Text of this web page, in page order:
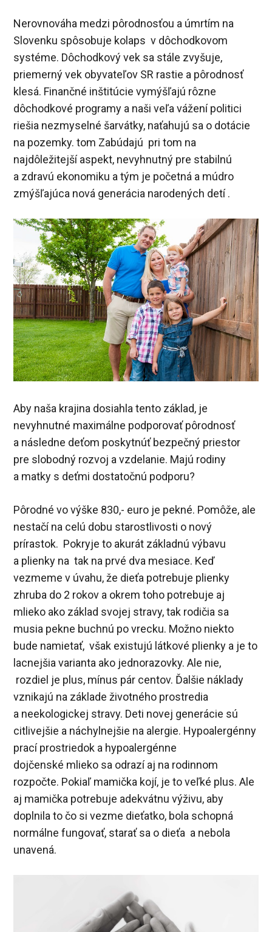
Nerovnováha medzi pôrodnosťou a úmrtím na
Slovenku spôsobuje kolaps v dôchodkovom
systéme. Dôchodkový vek sa stále zvyšuje,
priemerný vek obyvateľov SR rastie a pôrodnosť
klesá. Finančné inštitúcie vymýšľajú rôzne
dôchodkové programy a naši veľa vážení politici
riešia nezmyselné šarvátky, naťahujú sa o dotácie
na pozemky. tom Zabúdajú pri tom na
najdôležitejší aspekt, nevyhnutný pre stabilnú
a zdravú ekonomiku a tým je početná a múdro
zmýšľajúca nová generácia narodených detí .
Aby naša krajina dosiahla tento základ, je
nevyhnutné maximálne podporovať pôrodnosť
a následne deťom poskytnúť bezpečný priestor
pre slobodný rozvoj a vzdelanie. Majú rodiny
a matky s deťmi dostatočnú podporu?
Pôrodné vo výške 830,- euro je pekné. Pomôže, ale
nestačí na celú dobu starostlivosti o nový
prírastok. Pokryje to akurát základnú výbavu
a plienky na tak na prvé dva mesiace. Keď
vezmeme v úvahu, že dieťa potrebuje plienky
zhruba do 2 rokov a okrem toho potrebuje aj
mlieko ako základ svojej stravy, tak rodičia sa
musia pekne buchnú po vrecku. Možno niekto
bude namietať, však existujú látkové plienky a je to
lacnejšia varianta ako jednorazovky. Ale nie,
rozdiel je plus, mínus pár centov. Ďalšie náklady
vznikajú na základe životného prostredia
a neekologickej stravy. Deti novej generácie sú
citlivejšie a náchylnejšie na alergie. Hypoalergénny
prací prostriedok a hypoalergénne
dojčenské mlieko sa odrazí aj na rodinnom
rozpočte. Pokiaľ mamička kojí, je to veľké plus. Ale
aj mamička potrebuje adekvátnu výživu, aby
doplnila to čo si vezme dieťatko, bola schopná
normálne fungovať, starať sa o dieťa a nebola
unavená.